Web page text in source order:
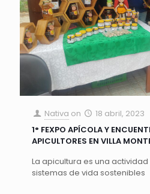
Nativa on
18 abril, 2023
1° FEXPO APÍCOLA Y
APICULTORES EN VILLA
La apicultura es una
sistemas de vida sostenibles